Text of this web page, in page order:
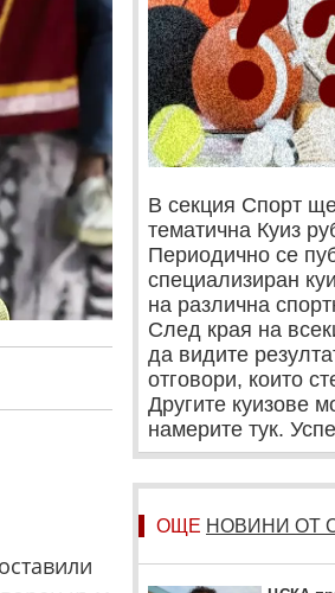
В секция Спорт
тематична Куиз
Периодично се
специализиран
на различна
След края на
да видите
отговори, които
Другите куизове
намерите тук.
ОЩЕ НОВИНИ ОТ